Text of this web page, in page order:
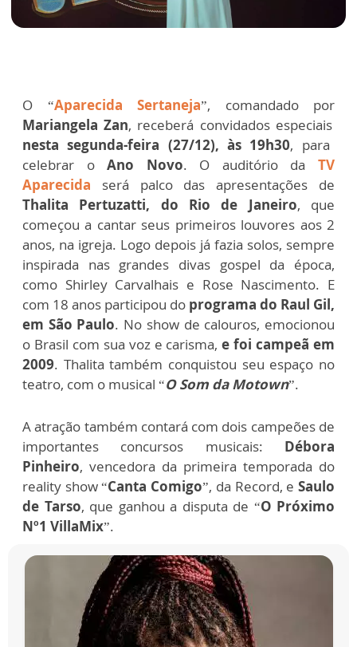
O “Aparecida Sertaneja”, comandado por
Mariangela Zan, receberá convidados especiais
nesta segunda-feira (27/12), às 19h30, para
celebrar oAno Novo. O auditório daTV
Aparecida será palco das apresentações de
Thalita Pertuzatti, do Rio de Janeiro, que
começou a cantar seus primeiros louvores aos 2
anos, na igreja. Logo depois já fazia solos, sempre
inspirada nas grandes divas gospel da época,
como Shirley Carvalhais e Rose Nascimento. E
com 18 anos participou do programa do Raul Gil,
em São Paulo. No show de calouros, emocionou
o Brasil com sua voz e carisma,e foi campeã em
2009. Thalita também conquistou seu espaço no
teatro, com o musical “O Som da Motown”.
A atração também contará com dois campeões de
importantes concursos musicais: Débora
Pinheiro, vencedora da primeira temporada do
reality show “Canta Comigo”, da Record, eSaulo
de Tarso, que ganhou a disputa de “O Próximo
Nº1 VillaMix”.